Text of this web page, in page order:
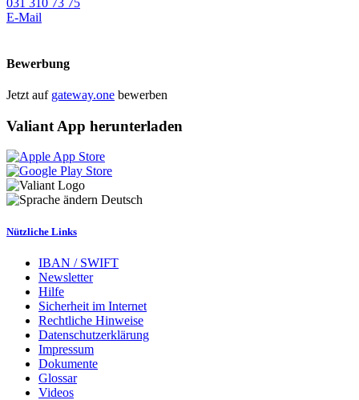
031 310 73 75
E-Mail
Bewerbung
Jetzt auf gateway.one bewerben
Valiant App herunterladen
Deutsch
Nützliche Links
IBAN / SWIFT
Newsletter
Hilfe
Sicherheit im Internet
Rechtliche Hinweise
Datenschutzerklärung
Impressum
Dokumente
Glossar
Videos